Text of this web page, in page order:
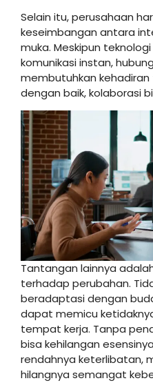
Selain itu, perusahaan
keseimbangan antara
muka. Meskipun
komunikasi instan,
membutuhkan kehadiran
dengan baik, kolaborasi
Tantangan lainnya
terhadap perubahan.
beradaptasi dengan
dapat memicu
tempat kerja. Tanpa
bisa kehilangan
rendahnya keterlibatan,
hilangnya semangat